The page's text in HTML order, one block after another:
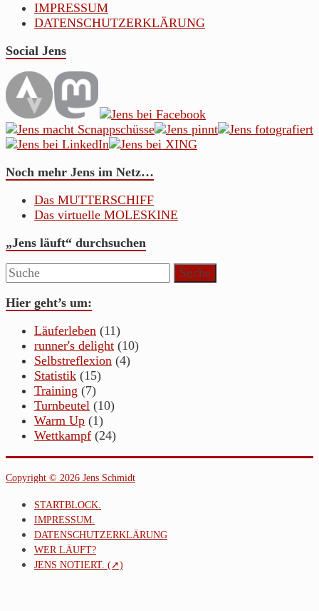
IMPRESSUM
DATENSCHUTZERKLÄRUNG
Social Jens
Noch mehr Jens im Netz…
Das MUTTERSCHIFF
Das virtuelle MOLESKINE
„Jens läuft“ durchsuchen
Hier geht’s um:
Läuferleben (11)
runner's delight (10)
Selbstreflexion (4)
Statistik (15)
Training (7)
Turnbeutel (10)
Warm Up (1)
Wettkampf (24)
Copyright © 2026 Jens Schmidt
STARTBLOCK.
IMPRESSUM.
DATENSCHUTZERKLÄRUNG
WER LÄUFT?
JENS NOTIERT. (➚)